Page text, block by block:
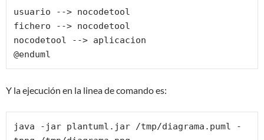
usuario --> nocodetool
fichero --> nocodetool
nocodetool --> aplicacion
@enduml
Y la ejecución en la linea de comando es:
java -jar plantuml.jar /tmp/diagrama.puml -